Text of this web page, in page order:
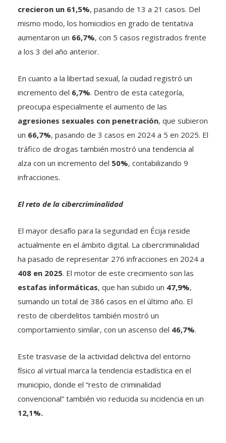
crecieron un 61,5%, pasando de 13 a 21 casos. Del
mismo modo, los homicidios en grado de tentativa
aumentaron un 66,7%, con 5 casos registrados frente
a los 3 del año anterior.
En cuanto a la libertad sexual, la ciudad registró un
incremento del 6,7%. Dentro de esta categoría,
preocupa especialmente el aumento de las
agresiones sexuales con penetración, que subieron
un 66,7%, pasando de 3 casos en 2024 a 5 en 2025. El
tráfico de drogas también mostró una tendencia al
alza con un incremento del 50%, contabilizando 9
infracciones.
El reto de la cibercriminalidad
El mayor desafío para la seguridad en Écija reside
actualmente en el ámbito digital. La cibercriminalidad
ha pasado de representar 276 infracciones en 2024 a
408 en 2025. El motor de este crecimiento son las
estafas informáticas, que han subido un 47,9%,
sumando un total de 386 casos en el último año. El
resto de ciberdelitos también mostró un
comportamiento similar, con un ascenso del 46,7%.
Este trasvase de la actividad delictiva del entorno
físico al virtual marca la tendencia estadística en el
municipio, donde el “resto de criminalidad
convencional” también vio reducida su incidencia en un
12,1%.